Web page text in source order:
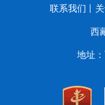
联系我们
西
地址